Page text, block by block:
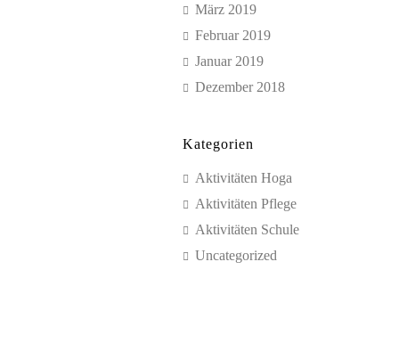
März 2019
Februar 2019
Januar 2019
Dezember 2018
Kategorien
Aktivitäten Hoga
Aktivitäten Pflege
Aktivitäten Schule
Uncategorized